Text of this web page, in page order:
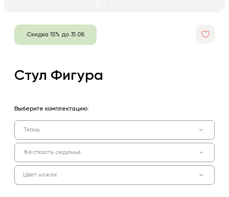
Скидка 15% до 31.08
Стул Фигура
Выберите комплектацию:
Ткань
Жесткость сиденья
Цвет ножек